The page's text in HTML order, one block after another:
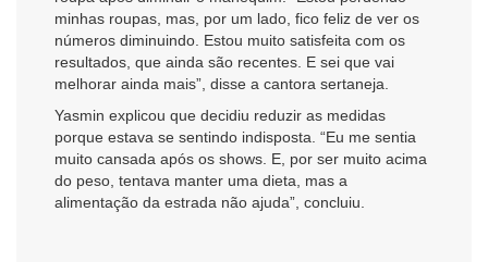
minhas roupas, mas, por um lado, fico feliz de ver os
números diminuindo. Estou muito satisfeita com os
resultados, que ainda são recentes. E sei que vai
melhorar ainda mais”, disse a cantora sertaneja.
Yasmin explicou que decidiu reduzir as medidas
porque estava se sentindo indisposta. “Eu me sentia
muito cansada após os shows. E, por ser muito acima
do peso, tentava manter uma dieta, mas a
alimentação da estrada não ajuda”, concluiu.